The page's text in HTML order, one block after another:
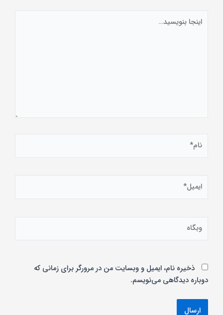
بنویسید…
وبگاه
ذخیره نام، ایمیل و وبسایت من در مرورگر برای زمانی که
دوباره دیدگاهی می‌نویسم.